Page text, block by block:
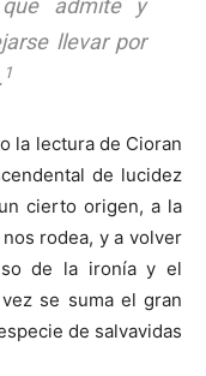
admite y
llevar por
1
la lectura de Cioran
de lucidez
cierto origen, a la
rodea, y a volver
de la ironía y el
se suma el gran
de salvavidas